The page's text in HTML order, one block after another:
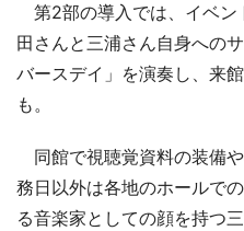
第2部の導入では、イベン
田さんと三浦さん自身への
バースデイ」を演奏し、来
も。
同館で視聴覚資料の装備
務日以外は各地のホールで
る音楽家としての顔を持つ